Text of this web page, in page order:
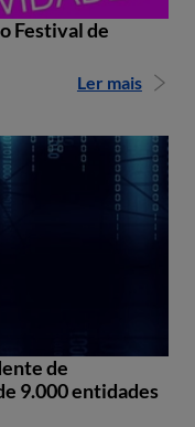
Festival de
Ler mais
de
9.000 entidades